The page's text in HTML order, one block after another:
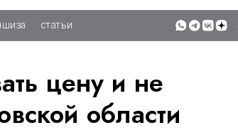
+7 (495) 085-35-
25
цену и не
области